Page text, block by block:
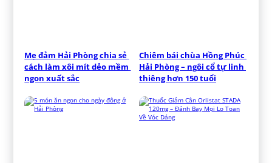
Mẹ đảm Hải Phòng chia sẻ
cách làm xôi mít dẻo mềm
ngon xuất sắc
Chiêm bái chùa Hồng Phúc
Hải Phòng – ngôi cổ tự linh
thiêng hơn 150 tuổi